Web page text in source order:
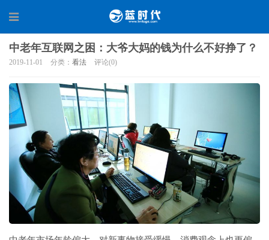
中老年互联网之困：大爷大妈的钱为什么不好挣了？
2019-11-01 分类： 看法 评论(0)